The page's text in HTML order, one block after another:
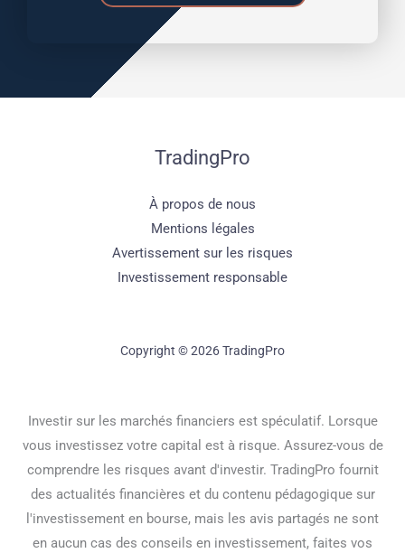
TradingPro
À propos de nous
Mentions légales
Avertissement sur les risques
Investissement responsable
Copyright © 2026 TradingPro
Investir sur les marchés financiers est spéculatif. Lorsque
vous investissez votre capital est à risque. Assurez-vous de
comprendre les risques avant d'investir. TradingPro fournit
des actualités financières et du contenu pédagogique sur
l'investissement en bourse, mais les avis partagés ne sont
en aucun cas des conseils en investissement, faites vos